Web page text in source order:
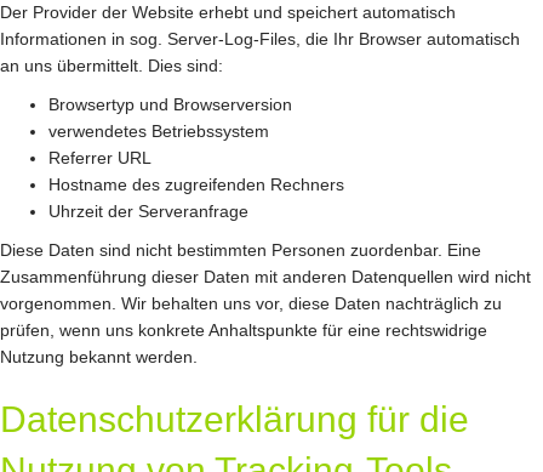
Der Provider der Website erhebt und speichert automatisch
Informationen in sog. Server-Log-Files, die Ihr Browser automatisch
an uns übermittelt. Dies sind:
Browsertyp und Browserversion
verwendetes Betriebssystem
Referrer URL
Hostname des zugreifenden Rechners
Uhrzeit der Serveranfrage
Diese Daten sind nicht bestimmten Personen zuordenbar. Eine
Zusammenführung dieser Daten mit anderen Datenquellen wird nicht
vorgenommen. Wir behalten uns vor, diese Daten nachträglich zu
prüfen, wenn uns konkrete Anhaltspunkte für eine rechtswidrige
Nutzung bekannt werden.
Datenschutzerklärung für die